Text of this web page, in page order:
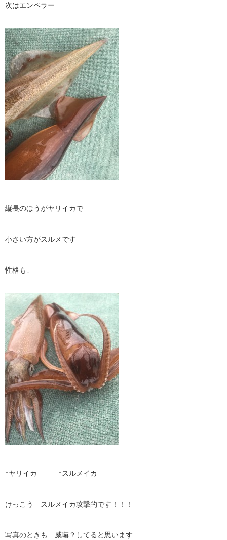
次はエンペラー
縦長のほうがヤリイカで
小さい方がスルメです
性格も↓
↑ヤリイカ ↑スルメイカ
けっこう スルメイカ攻撃的です！！！
写真のときも 威嚇？してると思います